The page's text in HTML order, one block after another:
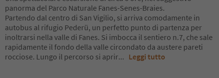
panorma del Parco Naturale Fanes-Senes-Braies.
Partendo dal centro di San Vigilio, si arriva comodamente in
autobus al rifugio Pederü, un perfetto punto di partenza per
inoltrarsi nella valle di Fanes. Si imbocca il sentiero n.7, che sale
rapidamente il fondo della valle circondato da austere pareti
rocciose. Lungo il percorso si aprir... Leggi tutto